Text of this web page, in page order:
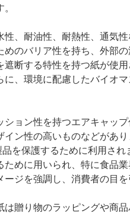
性、耐油性、耐熱性、通気
のバリア性を持ち、外部
遮断する特性を持つ紙が使
に、環境に配慮したバイオ
ョン性を持つエアキャッ
ン性の高いものなどがあ
を保護するために利用され
ために用いられ、特に食品
ジを強調し、消費者の目を
は贈り物のラッピングや商